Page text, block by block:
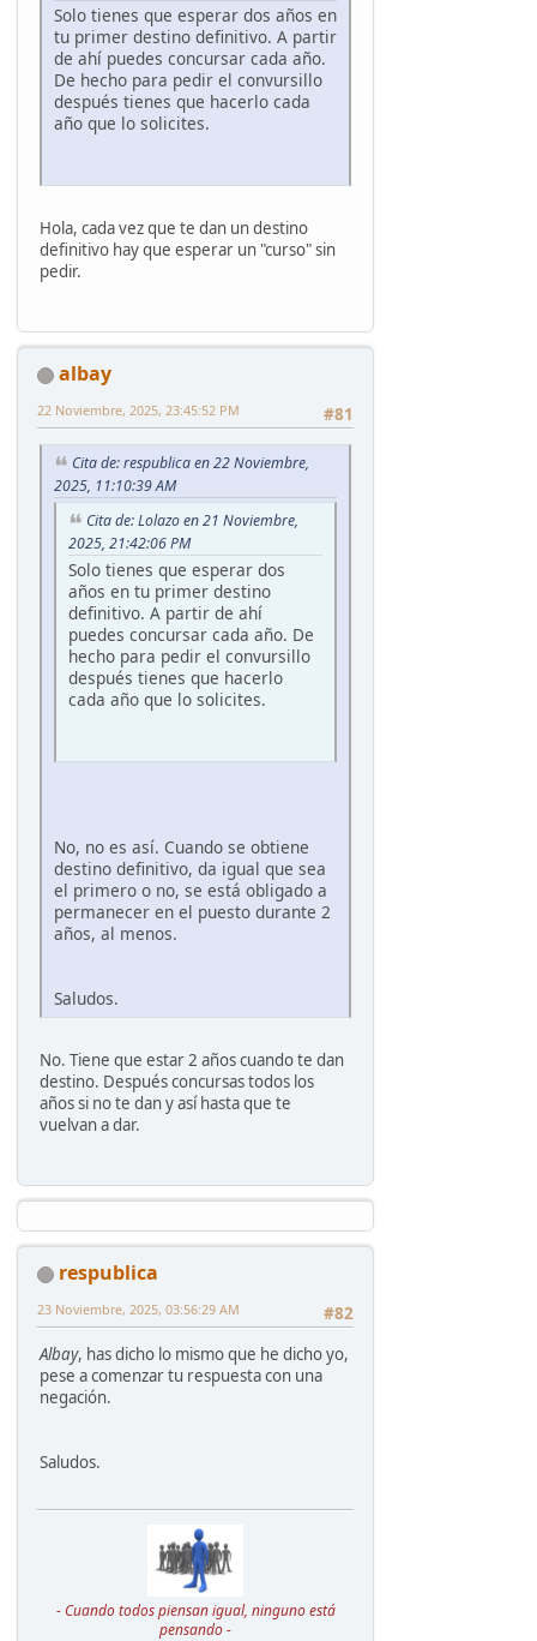
Solo tienes que esperar dos años en
tu primer destino definitivo. A partir
de ahí puedes concursar cada año.
De hecho para pedir el convursillo
después tienes que hacerlo cada
año que lo solicites.
Hola, cada vez que te dan un destino
definitivo hay que esperar un "curso" sin
pedir.
albay
#81
22 Noviembre, 2025, 23:45:52 PM
Cita de: respublica en 22 Noviembre,
2025, 11:10:39 AM
Cita de: Lolazo en 21 Noviembre,
2025, 21:42:06 PM
Solo tienes que esperar dos
años en tu primer destino
definitivo. A partir de ahí
puedes concursar cada año. De
hecho para pedir el convursillo
después tienes que hacerlo
cada año que lo solicites.
No, no es así. Cuando se obtiene
destino definitivo, da igual que sea
el primero o no, se está obligado a
permanecer en el puesto durante 2
años, al menos.
Saludos.
No. Tiene que estar 2 años cuando te dan
destino. Después concursas todos los
años si no te dan y así hasta que te
vuelvan a dar.
respublica
#82
23 Noviembre, 2025, 03:56:29 AM
Albay, has dicho lo mismo que he dicho yo,
pese a comenzar tu respuesta con una
negación.
Saludos.
- Cuando todos piensan igual, ninguno está
pensando -